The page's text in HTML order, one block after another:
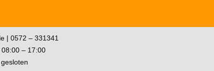
| 0572 – 331341
08:00 – 17:00